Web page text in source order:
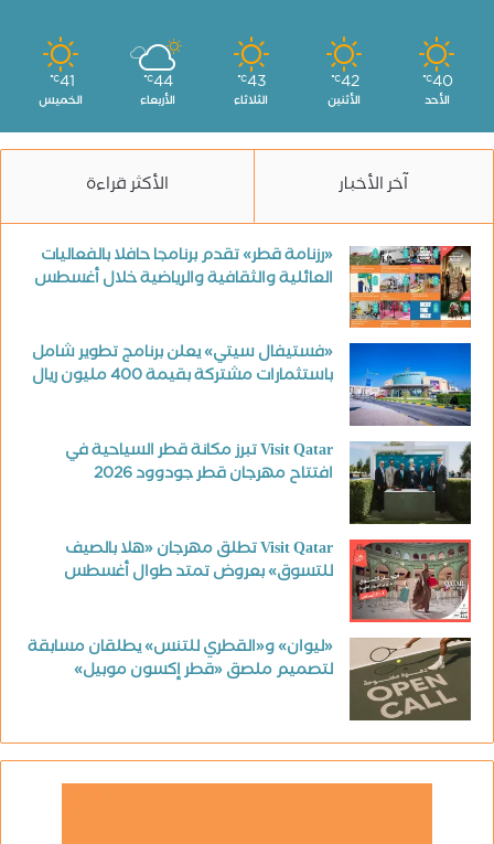
40
℃
الأحد
42
℃
الأثنين
43
℃
الثلاثاء
44
℃
الأربعاء
41
℃
الخميس
آخر الأخبار الأكثر قراءة
«رزنامة قطر» تقدم برنامجا حافلا بالفعاليات
العائلية والثقافية والرياضية خلال أغسطس
«فستيفال سيتي» يعلن برنامج تطوير شامل
باستثمارات مشتركة بقيمة 400 مليون ريال
Visit Qatar تبرز مكانة قطر السياحية في
افتتاح مهرجان قطر جودوود 2026
Visit Qatar تطلق مهرجان «هلا بالصيف
للتسوق» بعروض تمتد طوال أغسطس
«ليوان» و«القطري للتنس» يطلقان مسابقة
لتصميم ملصق «قطر إكسون موبيل»